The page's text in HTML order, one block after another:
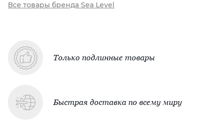
Все товары бренда Sea Level
Только подлинные товары
Быстрая доставка по всему миру